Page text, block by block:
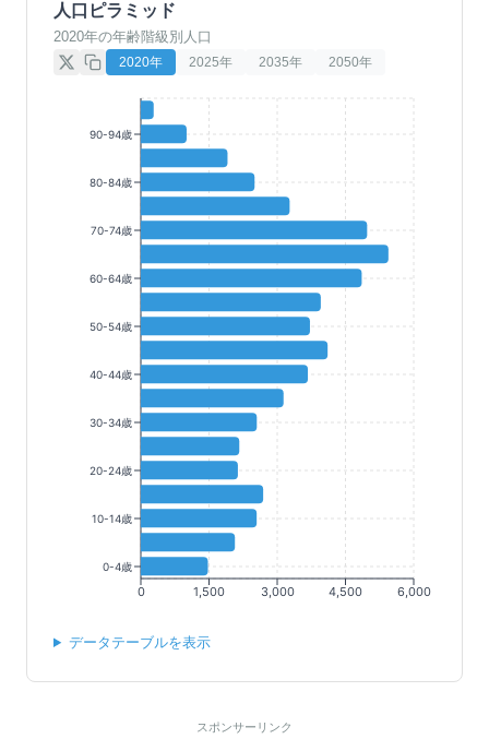
人口ピラミッド
2020年の年齢階級別人口
2020年 2025年 2035年 2050年
0 1,500 3,000 4,500 6,000
90-94歳
80-84歳
70-74歳
60-64歳
50-54歳
40-44歳
30-34歳
20-24歳
10-14歳
0-4歳
データテーブルを表示
スポンサーリンク